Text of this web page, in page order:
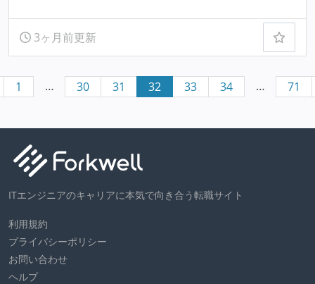
3ヶ月前更新
1 … 30 31 32 33 34 … 71
ITエンジニアのキャリアに本気で向き合う転職サイト
利用規約
プライバシーポリシー
お問い合わせ
ヘルプ